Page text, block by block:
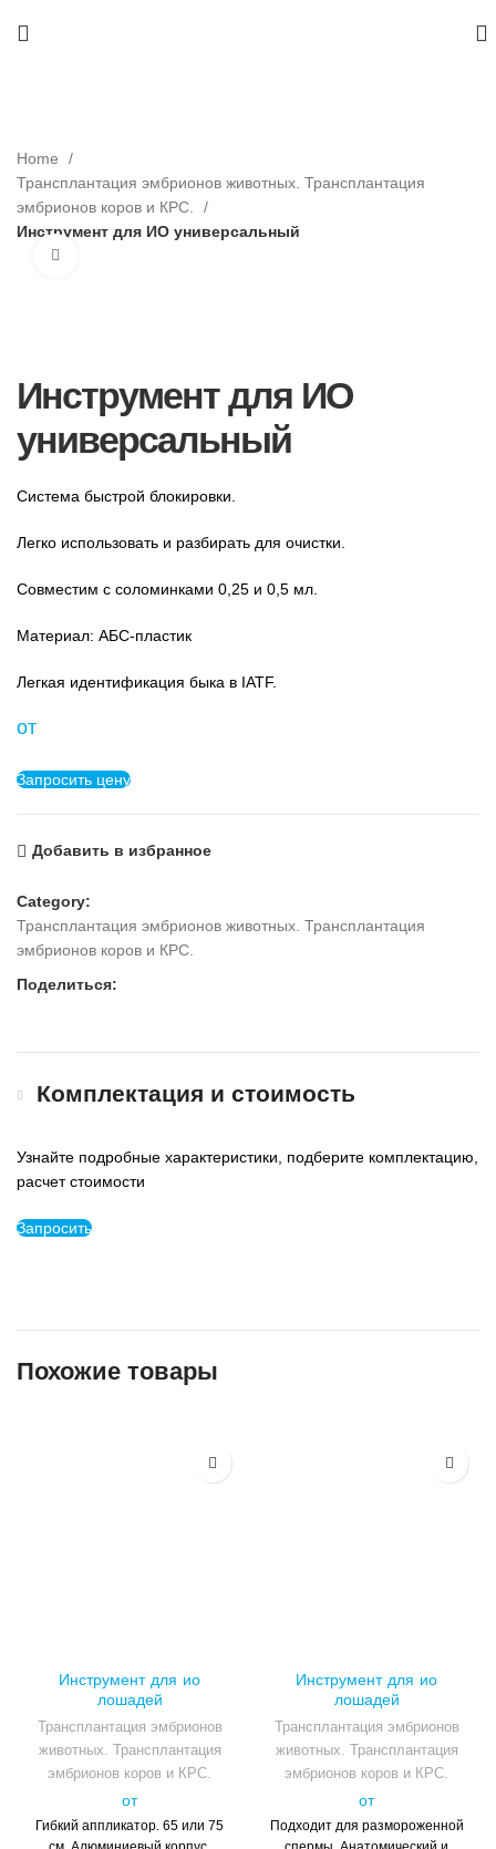
Home
Трансплантация эмбрионов животных. Трансплантация
эмбрионов коров и КРС.
Инструмент для ИО универсальный
Инструмент для ИО
универсальный
Система быстрой блокировки.
Легко использовать и разбирать для очистки.
Совместим с соломинками 0,25 и 0,5 мл.
Материал: АБС-пластик
Легкая идентификация быка в IATF.
от
Запросить цену
Добавить в избранное
Category:
Трансплантация эмбрионов животных. Трансплантация
эмбрионов коров и КРС.
Поделиться:
Комплектация и стоимость
Узнайте подробные характеристики, подберите комплектацию,
расчет стоимости
Запросить
Похожие товары
Инструмент для ио
лошадей
Трансплантация эмбрионов
животных. Трансплантация
эмбрионов коров и КРС.
от
Гибкий аппликатор. 65 или 75
Инструмент для ио
лошадей
Трансплантация эмбрионов
животных. Трансплантация
эмбрионов коров и КРС.
от
Подходит для размороженной